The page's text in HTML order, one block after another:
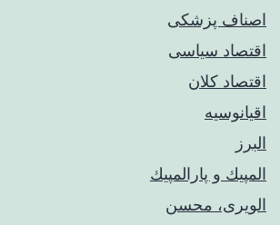
اصناف پزشکی
اقتصاد سیاسی
اقتصاد کلان
اقیانوسیه
البرز
المپيك و پارالمپيك
الویری، محسن